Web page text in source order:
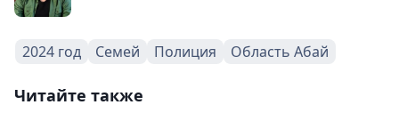
2024 год Семей Полиция Область Абай
Читайте также